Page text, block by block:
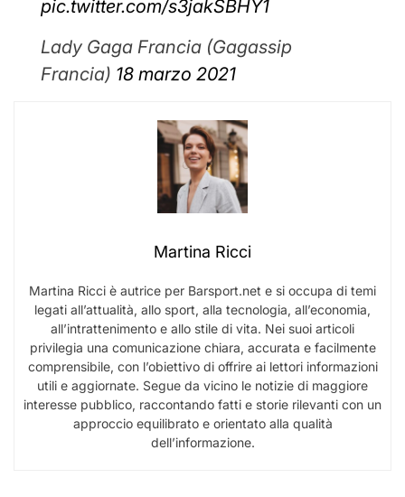
pic.twitter.com/s3jakSBHY1
Lady Gaga Francia (Gagassip
Francia) 18 marzo 2021
Martina Ricci
Martina Ricci è autrice per Barsport.net e si occupa di temi
legati all’attualità, allo sport, alla tecnologia, all’economia,
all’intrattenimento e allo stile di vita. Nei suoi articoli
privilegia una comunicazione chiara, accurata e facilmente
comprensibile, con l’obiettivo di offrire ai lettori informazioni
utili e aggiornate. Segue da vicino le notizie di maggiore
interesse pubblico, raccontando fatti e storie rilevanti con un
approccio equilibrato e orientato alla qualità
dell’informazione.